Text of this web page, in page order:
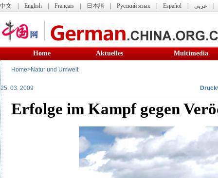
中文 English Français 日本語 Русский язык Español عربي
Home Aktuelles Multimedia
Home>Natur und Umwelt
25. 03. 2009
Erfolge im Kampf gegen